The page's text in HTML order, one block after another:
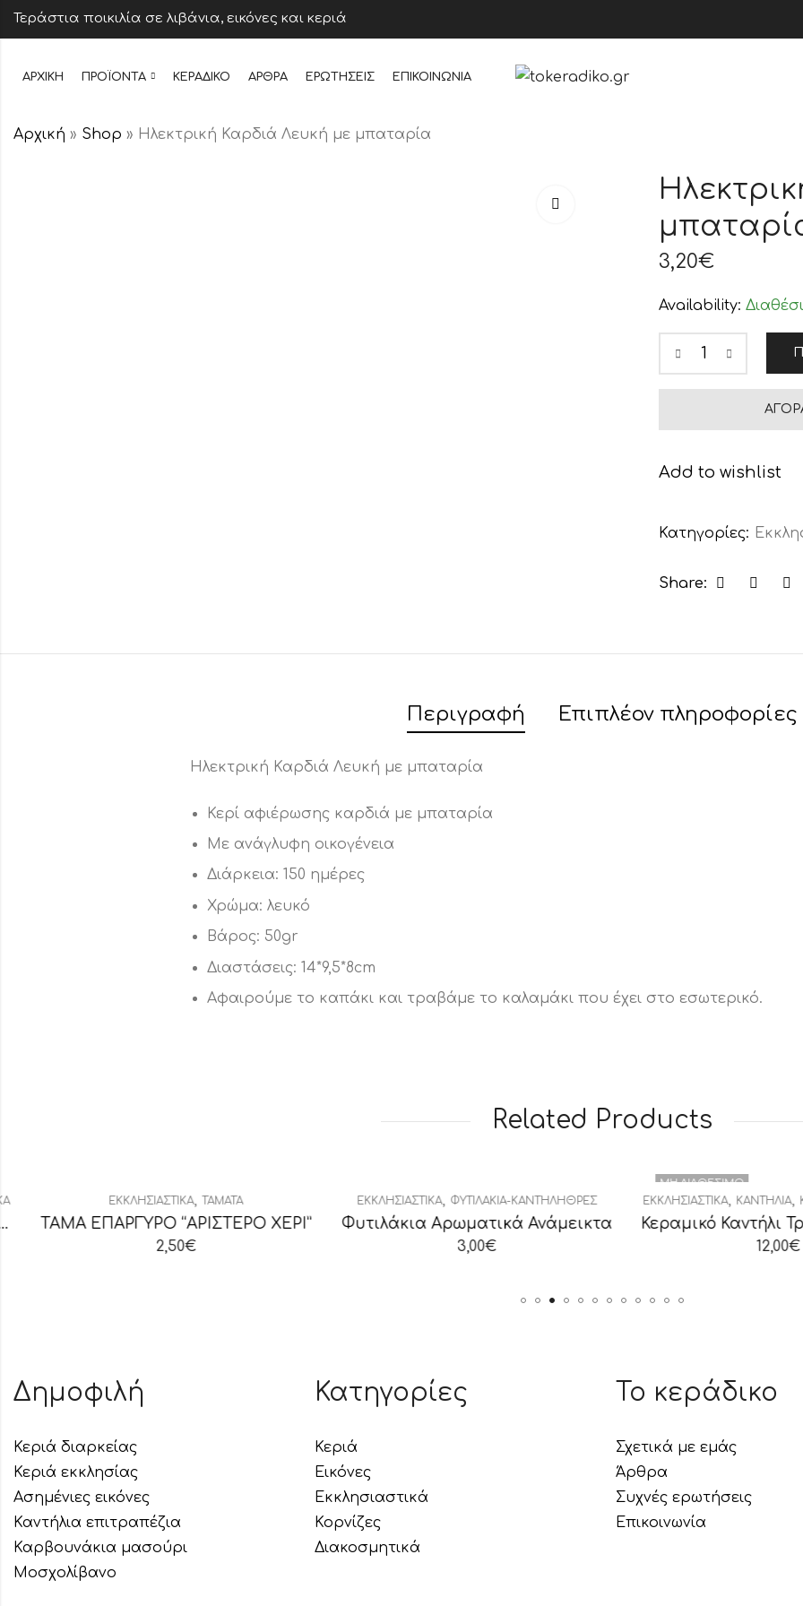
Τεράστια ποικιλία σε λιβάνια, εικόνες και κεριά
ΑΡΧΙΚΉ ΠΡΟΪΌΝΤΑ ΚΕΡΆΔΙΚΟ ΆΡΘΡΑ ΕΡΩΤΉΣΕΙΣ ΕΠΙΚΟΙΝΩΝΊΑ
Αρχική » Shop » Ηλεκτρική Καρδιά Λευκή με μπαταρία
3,20€
Availability:
Add to wishlist
Κατηγορίες:
Share:
Περιγραφή Επιπλέον πληροφορίες
Ηλεκτρική Καρδιά Λευκή με μπαταρία
Κερί αφιέρωσης καρδιά με μπαταρία
Με ανάγλυφη οικογένεια
Διάρκεια: 150 ημέρες
Χρώμα: λευκό
Βάρος: 50gr
Διαστάσεις: 14*9,5*8cm
Αφαιρούμε το καπάκι και τραβάμε το καλαμάκι που έχει στο εσωτερικό.
Related Products
ΕΚΚΛΗΣΙΑΣΤΙΚΆ,ΤΆΜΑΤΑ
ΤΑΜΑ ΕΠΑΡΓΥΡΟ “ΑΡΙΣΤΕΡΟ ΧΕΡΙ”
2,50€
ΕΚΚΛΗΣΙΑΣΤΙΚΆ,ΦΥΤΙΛΆΚΙΑ-ΚΑΝΤΗΛΉΘΡΕΣ
Φυτιλάκια Αρωματικά Ανάμεικτα
3,00€
ΜΗ ΔΙΑΘΈΣΙΜΟ
ΕΚΚΛΗΣΙΑΣΤΙΚΆ,ΚΑΝΤΉΛΙΑ,
12,00€
Δημοφιλή
Κεριά διαρκείας
Κεριά εκκλησίας
Ασημένιες εικόνες
Καντήλια επιτραπέζια
Καρβουνάκια μασούρι
Μοσχολίβανο
Κατηγορίες
Κεριά
Εικόνες
Εκκλησιαστικά
Κορνίζες
Διακοσμητικά
Το κεράδικο
Σχετικά με εμάς
Άρθρα
Συχνές ερωτήσεις
Επικοινωνία